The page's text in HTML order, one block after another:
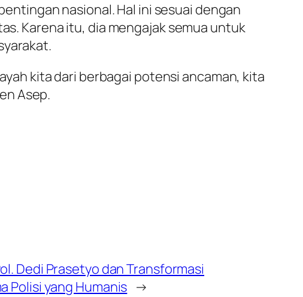
nasional. Hal ini sesuai dengan
Karena itu, dia mengajak semua untuk
kita dari berbagai potensi ancaman, kita
Asep.
Dedi Prasetyo dan Transformasi
Polisi yang Humanis →